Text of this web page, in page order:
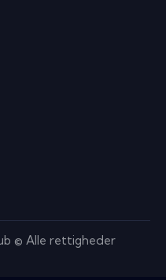
© Alle rettigheder